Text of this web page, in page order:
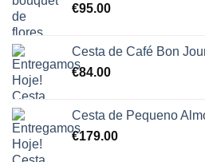
€95.00
Cesta de Café Bon
€84.00
Cesta de Pequeno
€179.00